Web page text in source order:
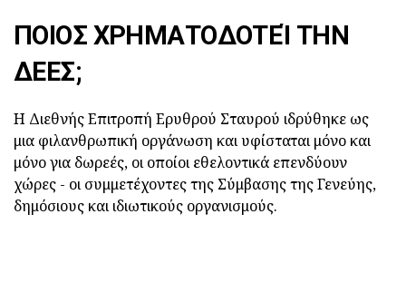
ΠΟΙΟΣ ΧΡΗΜΑΤΟΔΟΤΕΊ ΤΗΝ
ΔΕΕΣ;
Η Διεθνής Επιτροπή Ερυθρού Σταυρού ιδρύθηκε ως
μια φιλανθρωπική οργάνωση και υφίσταται μόνο και
μόνο για δωρεές, οι οποίοι εθελοντικά επενδύουν
χώρες - οι συμμετέχοντες της Σύμβασης της Γενεύης,
δημόσιους και ιδιωτικούς οργανισμούς.